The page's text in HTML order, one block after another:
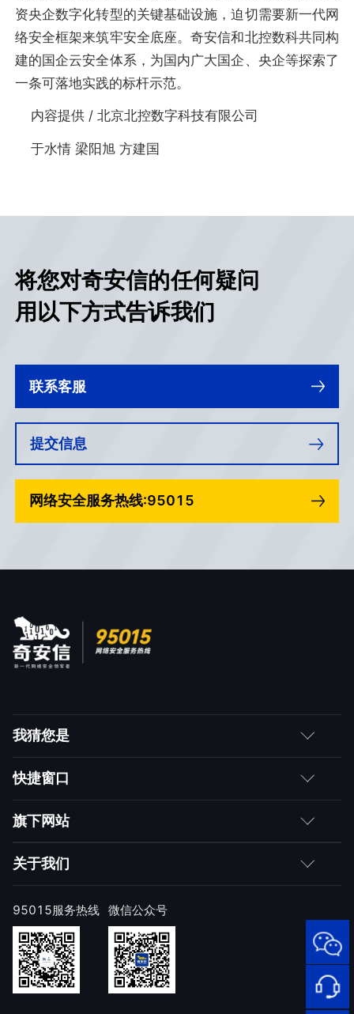
资央企数字化转型的关键基础设施，迫切需要新一代网
络安全框架来筑牢安全底座。奇安信和北控数科共同构
建的国企云安全体系，为国内广大国企、央企等探索了
一条可落地实践的标杆示范。
内容提供 / 北京北控数字科技有限公司
于水情 梁阳旭 方建国
95015
网络安
全服务
热线
将您对奇安信的任何疑问
用以下方式告诉我们
联系客服
提交信息
网络安全服务热线:95015
我猜您是
客户
合作伙伴
求职者
快捷窗口
如何购买
产品注册与激活
样本上报
奇安信天守安全软件
顽固病毒专杀工具
旗下网站
网神
技术研究院
威胁情报中心
补天漏洞响应平台
关于我们
公司简介
公司新闻
发展历程
95015服务热线 微信公众号